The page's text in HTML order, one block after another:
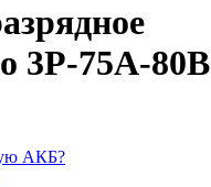
3Р-75А-80В
АКБ?